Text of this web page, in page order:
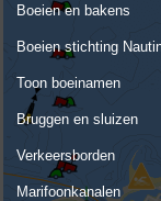
Boeien en bakens
Boeien stichting
Toon boeinamen
Bruggen en sluizen
Verkeersborden
Marifoonkanalen